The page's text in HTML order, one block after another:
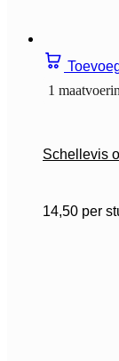
1
Schellevis
14,50 per